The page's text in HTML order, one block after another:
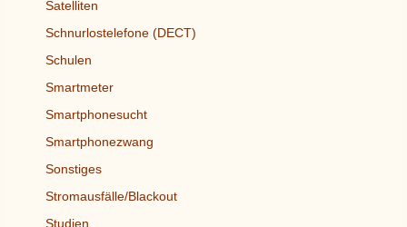
Satelliten
Schnurlostelefone (DECT)
Schulen
Smartmeter
Smartphonesucht
Smartphonezwang
Sonstiges
Stromausfälle/Blackout
Studien